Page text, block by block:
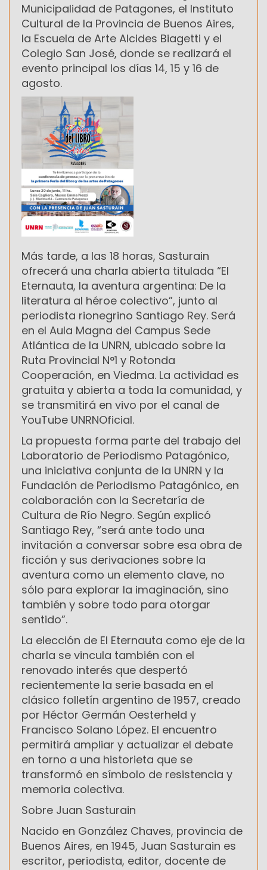
Municipalidad de Patagones, el Instituto
Cultural de la Provincia de Buenos Aires,
la Escuela de Arte Alcides Biagetti y el
Colegio San José, donde se realizará el
evento principal los días 14, 15 y 16 de
agosto.
Más tarde, a las 18 horas, Sasturain
ofrecerá una charla abierta titulada “El
Eternauta, la aventura argentina: De la
literatura al héroe colectivo”, junto al
periodista rionegrino Santiago Rey. Será
en el Aula Magna del Campus Sede
Atlántica de la UNRN, ubicado sobre la
Ruta Provincial N°1 y Rotonda
Cooperación, en Viedma. La actividad es
gratuita y abierta a toda la comunidad, y
se transmitirá en vivo por el canal de
YouTube UNRNOficial.
La propuesta forma parte del trabajo del
Laboratorio de Periodismo Patagónico,
una iniciativa conjunta de la UNRN y la
Fundación de Periodismo Patagónico, en
colaboración con la Secretaría de
Cultura de Río Negro. Según explicó
Santiago Rey, “será ante todo una
invitación a conversar sobre esa obra de
ficción y sus derivaciones sobre la
aventura como un elemento clave, no
sólo para explorar la imaginación, sino
también y sobre todo para otorgar
sentido”.
La elección de El Eternauta como eje de la
charla se vincula también con el
renovado interés que despertó
recientemente la serie basada en el
clásico folletín argentino de 1957, creado
por Héctor Germán Oesterheld y
Francisco Solano López. El encuentro
permitirá ampliar y actualizar el debate
en torno a una historieta que se
transformó en símbolo de resistencia y
memoria colectiva.
Sobre Juan Sasturain
Nacido en González Chaves, provincia de
Buenos Aires, en 1945, Juan Sasturain es
escritor, periodista, editor, docente de